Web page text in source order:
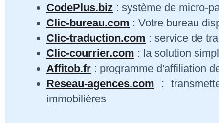
CodePlus.biz : système de micro-
Clic-bureau.com : Votre bureau
Clic-traduction.com : service de
Clic-courrier.com : la solution
Affitob.fr : programme d'affiliation
Reseau-agences.com :
immobilières